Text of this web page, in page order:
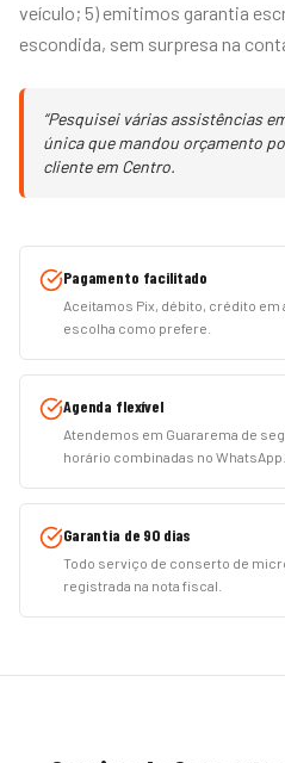
veículo; 5) emitimos garantia
escondida, sem surpresa na
“Pesquisei várias assistências
única que mandou orçamento
cliente em Centro.
Pagamento facilitado
Aceitamos Pix, débito, crédito
escolha como prefere.
Agenda flexível
Atendemos em Guararema de
horário combinadas no WhatsApp.
Garantia de 90 dias
Todo serviço de conserto de
registrada na nota fiscal.